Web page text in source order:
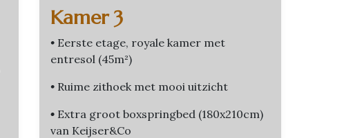
Kamer 3
• Eerste etage, royale kamer met
entresol (45m²)
• Ruime zithoek met mooi uitzicht
• Extra groot boxspringbed (180x210cm)
van Keijser&Co